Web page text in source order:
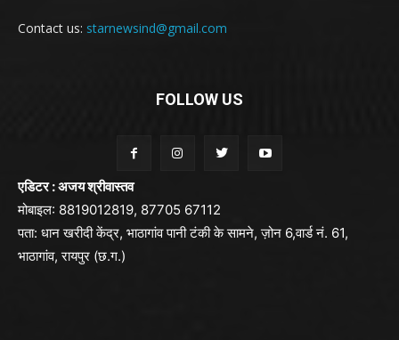
Contact us: starnewsind@gmail.com
FOLLOW US
एडिटर : अजय श्रीवास्तव
मोबाइल: 8819012819, 87705 67112
पता: धान खरीदी केंद्र, भाठागांव पानी टंकी के सामने, ज़ोन 6,वार्ड नं. 61,
भाठागांव, रायपुर (छ.ग.)